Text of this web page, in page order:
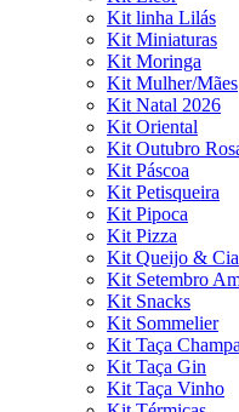
Kit linha Lilás
Kit Miniaturas
Kit Moringa
Kit Mulher/Mães
Kit Natal 2026
Kit Oriental
Kit Outubro
Kit Páscoa
Kit Petisqueira
Kit Pipoca
Kit Pizza
Kit Queijo & Cia
Kit Setembro
Kit Snacks
Kit Sommelier
Kit Taça
Kit Taça Gin
Kit Taça Vinho